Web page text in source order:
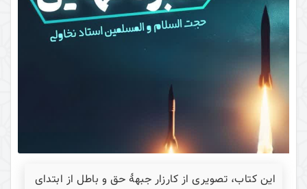
این کتاب، تصویری از کارزار جبهۀ حق و باطل از ابتدای